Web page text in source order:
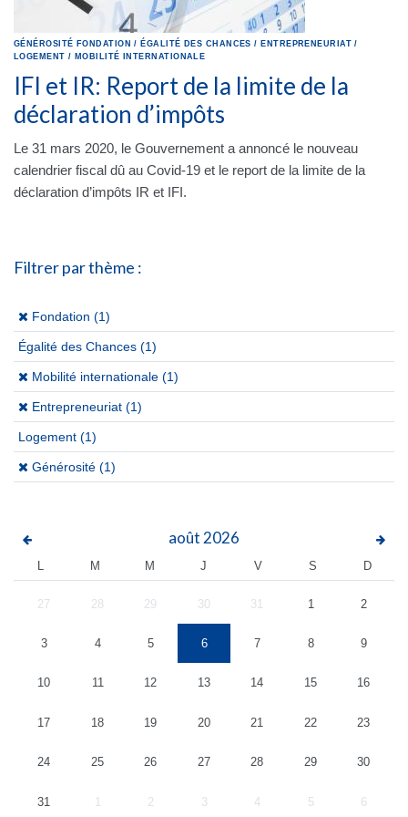
GÉNÉROSITÉ FONDATION / ÉGALITÉ DES CHANCES / ENTREPRENEURIAT /
LOGEMENT / MOBILITÉ INTERNATIONALE
IFI et IR: Report de la limite de la
déclaration d’impôts
Le 31 mars 2020, le Gouvernement a annoncé le nouveau
calendrier fiscal dû au Covid-19 et le report de la limite de la
déclaration d’impôts IR et IFI.
Filtrer par thème :
(x)
Fondation (1)
Égalité des Chances (1)
(x)
Mobilité internationale (1)
(x)
Entrepreneuriat (1)
Logement (1)
(x)
Générosité (1)
août 2026
L M M J V S D
27 28 29 30 31 1 2
3 4 5 6 7 8 9
10 11 12 13 14 15 16
17 18 19 20 21 22 23
24 25 26 27 28 29 30
31 1 2 3 4 5 6